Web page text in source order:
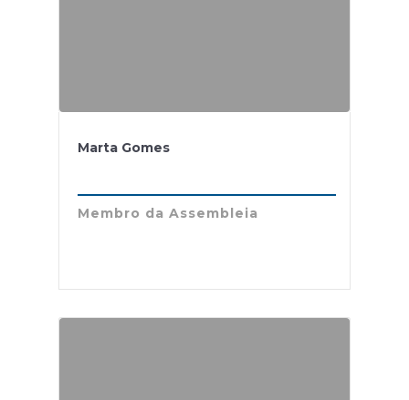
Marta Gomes
Membro da Assembleia